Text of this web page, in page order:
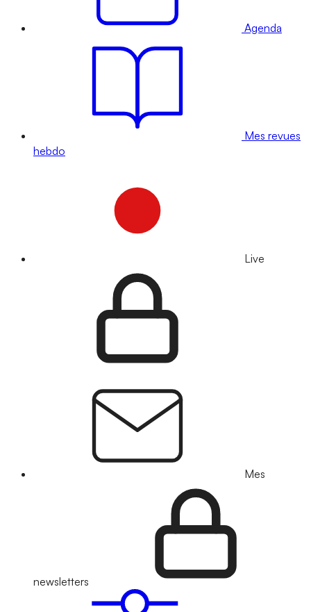
Agenda
Mes revues
hebdo
Live
Mes
newsletters